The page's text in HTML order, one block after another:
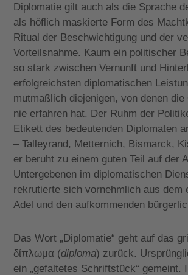
Diplomatie gilt auch als die Sprache
als höflich maskierte Form des
Ritual der Beschwichtigung und der
Vorteilsnahme. Kaum ein politischer
so stark zwischen Vernunft und
erfolgreichsten diplomatischen
mutmaßlich diejenigen, von denen
nie erfahren hat. Der Ruhm der
Etikett des bedeutenden Diplomaten
– Talleyrand, Metternich, Bismarck,
er beruht zu einem guten Teil auf der
Untergebenen im diplomatischen
rekrutierte sich vornehmlich aus dem
Adel und den aufkommenden
Das Wort „Diplomatie“ geht auf das
δίπλωμα (diploma) zurück.
ein „gefaltetes Schriftstück“ gemeint.